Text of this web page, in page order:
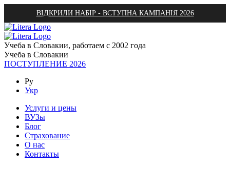
ВІДКРИЛИ НАБІР - ВСТУПНА КАМПАНІЯ 2026
Учеба в Словакии, работаем с 2002 года
Учеба в Словакии
ПОСТУПЛЕНИЕ 2026
Ру
Укр
Услуги и цены
ВУЗы
Блог
Страхование
О нас
Контакты